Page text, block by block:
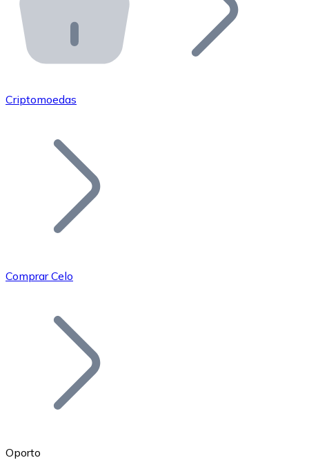
API Bitnovo
Integre nossa API no seu ecossistema.
Junte-se à nossa rede de revendedores e comercialize
Adicione o token do seu projeto ao nosso serviço de
Bitcoin
Criptomoedas
Comprar Celo
Oporto